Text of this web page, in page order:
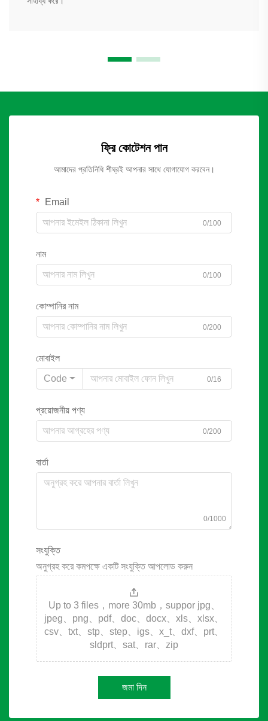
ফ্রি কোটেশন পান
আমাদের প্রতিনিধি শীঘ্রই আপনার সাথে যোগাযোগ করবেন।
Email
0/100
নাম
0/100
কোম্পানির নাম
0/200
মোবাইল
Code
0/16
প্রয়োজনীয় পণ্য
0/200
বার্তা
0/1000
সংযুক্তি
অনুগ্রহ করে কমপক্ষে একটি সংযুক্তি আপলোড করুন
Up to 3 files，more 30mb，suppor jpg、
jpeg、png、pdf、doc、docx、xls、xlsx、
csv、txt、stp、step、igs、x_t、dxf、prt、
sldprt、sat、rar、zip
জমা দিন